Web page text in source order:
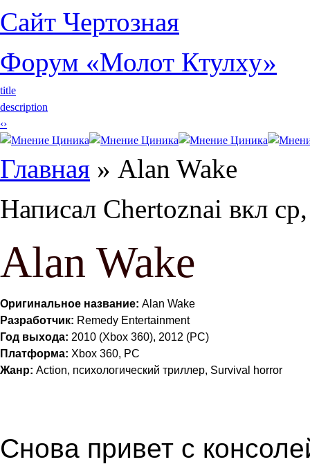
Сайт Чертозная
Форум «Молот Ктулху»
title
description
‹›
Главная » Alan Wake
Написал Chertoznai вкл
Alan Wake
Оригинальное название: Alan Wake
Разработчик: Remedy Entertainment
Год выхода: 2010 (Xbox 360), 2012 (PC)
Платформа: Xbox 360, PC
Жанр: Action, психологический триллер, Survival horror
Снова привет с